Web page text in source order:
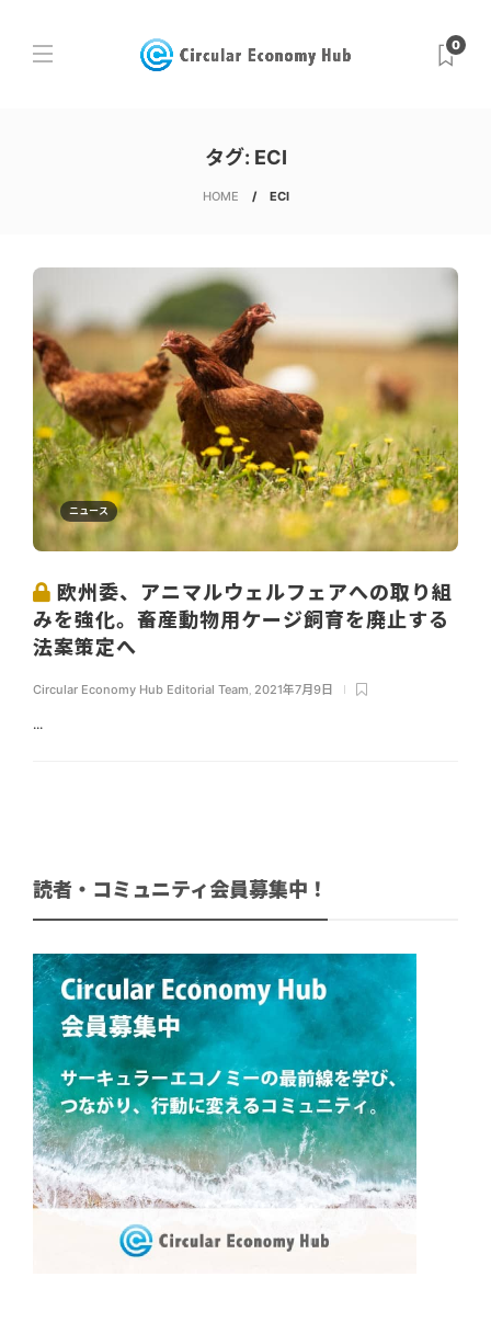
0
タグ: ECI
HOME ECI
ニュース
欧州委、アニマルウェルフェアへの取り組
みを強化。畜産動物用ケージ飼育を廃止する
法案策定へ
Circular Economy Hub Editorial Team, 2021年7月9日
...
読者・コミュニティ会員募集中！